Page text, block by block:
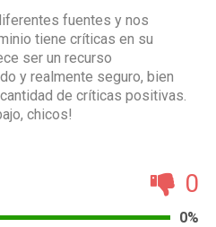
fuentes y nos
tiene críticas en su
ser un recurso
y realmente seguro, bien
de críticas positivas.
chicos!
0%
0